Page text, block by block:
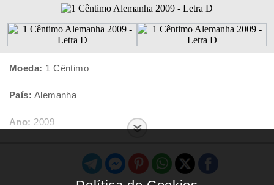
Moeda: 1 Cêntimo
País: Alemanha
Ano: 2009